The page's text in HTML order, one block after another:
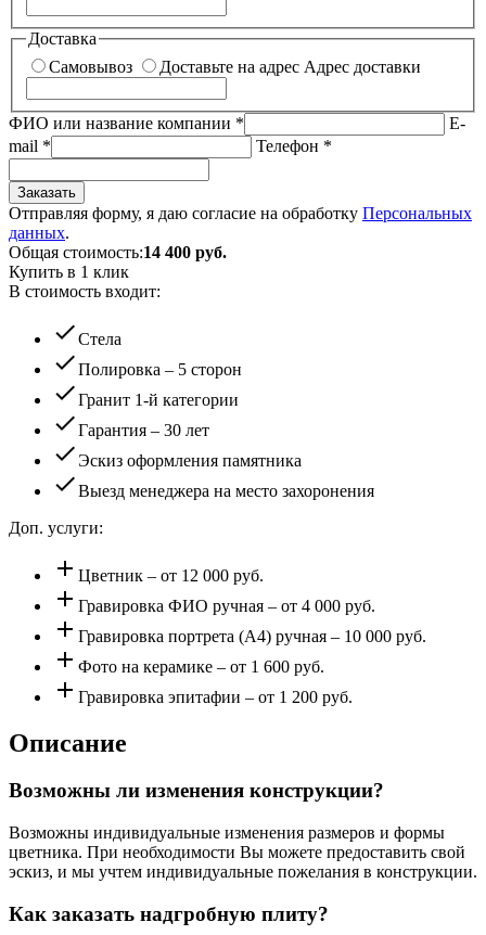
Доставка
Самовывоз
Доставьте на адрес Адрес доставки
ФИО или название компании *
E-
mail * Телефон *
Заказать
Отправляя форму, я даю согласие на обработку Персональных
данных.
Общая стоимость:14 400 руб.
Купить в 1 клик
В стоимость входит:
checkСтела
checkПолировка – 5 сторон
checkГранит 1-й категории
checkГарантия – 30 лет
checkЭскиз оформления памятника
checkВыезд менеджера на место захоронения
Доп. услуги:
add Цветник – от 12 000 руб.
add Гравировка ФИО ручная – от 4 000 руб.
add Гравировка портрета (А4) ручная – 10 000 руб.
add Фото на керамике – от 1 600 руб.
add Гравировка эпитафии – от 1 200 руб.
Описание
Возможны ли изменения конструкции?
Возможны индивидуальные изменения размеров и формы
цветника. При необходимости Вы можете предоставить свой
эскиз, и мы учтем индивидуальные пожелания в конструкции.
Как заказать надгробную плиту?